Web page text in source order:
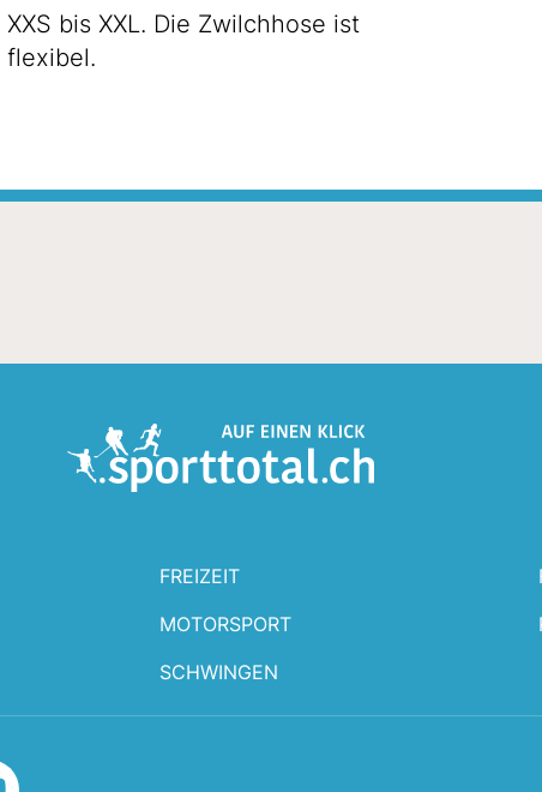
XXS bis XXL. Die Zwilchhose ist
flexibel.
FREIZEIT
MOTORSPORT
SCHWINGEN